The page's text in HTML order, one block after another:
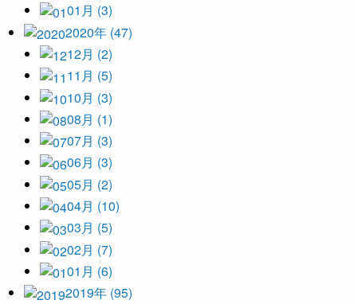
01月 (3)
2020年 (47)
12月 (2)
11月 (5)
10月 (3)
08月 (1)
07月 (3)
06月 (3)
05月 (2)
04月 (10)
03月 (5)
02月 (7)
01月 (6)
2019年 (95)